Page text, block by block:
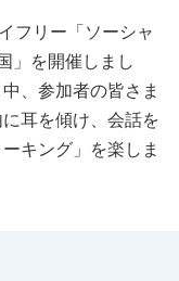
フリー「ソーシャ
」を開催しまし
、参加者の皆さま
耳を傾け、会話を
キング」を楽しま